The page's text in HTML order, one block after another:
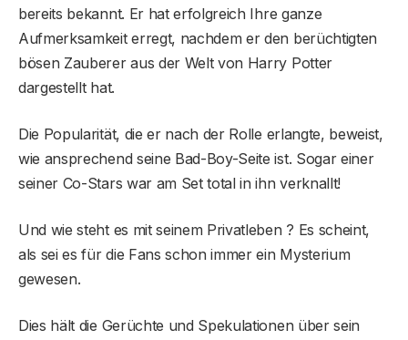
bereits bekannt. Er hat erfolgreich Ihre ganze
Aufmerksamkeit erregt, nachdem er den berüchtigten
bösen Zauberer aus der Welt von Harry Potter
dargestellt hat.
Die Popularität, die er nach der Rolle erlangte, beweist,
wie ansprechend seine Bad-Boy-Seite ist. Sogar einer
seiner Co-Stars war am Set total in ihn verknallt!
Und wie steht es mit seinem Privatleben ? Es scheint,
als sei es für die Fans schon immer ein Mysterium
gewesen.
Dies hält die Gerüchte und Spekulationen über sein